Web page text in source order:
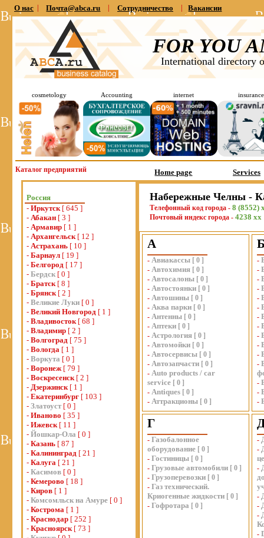
О нас Почта@abca.ru Сотрудничество Вакансии
FOR YOU
International directory
cosmetology Accounting internet insurance
Каталог предприятий Home page Services
Россия
- Иркутск[ 645 ]
- Абакан [ 3 ]
- Армавир [ 1 ]
- Архангельск[ 12 ]
- Астрахань [ 10 ]
- Барнаул [ 19 ]
- Белгород [ 17 ]
- Бердск [ 0 ]
- Братск[ 8 ]
- Брянск[ 2 ]
- Великие Луки [ 0 ]
- Великий Новгород [ 1 ]
- Владивосток[ 68 ]
- Владимир [ 2 ]
- Волгоград [ 75 ]
- Вологда [ 1 ]
- Воркута [ 0 ]
- Воронеж[ 79 ]
- Воскресенск[ 2 ]
- Дзержинск[ 1 ]
- Екатеринбург [ 103 ]
- Златоуст [ 0 ]
- Иваново [ 35 ]
- Ижевск[ 11 ]
- Йошкар-Ола [ 0 ]
- Казань [ 87 ]
- Калининград [ 21 ]
- Калуга [ 21 ]
- Касимов [ 0 ]
- Кемерово [ 18 ]
- Киров [ 1 ]
- Комсомльск на Амуре [ 0 ]
- Кострома [ 1 ]
- Краснодар [ 252 ]
- Красноярск[ 73 ]
Набережные Челны -
Телефонный код города - 8 (8552)
Почтовый индекс города - 4238 хх
А
- Авиакассы [ 0 ]
- Автохимия [ 0 ]
- Автосалоны [ 0 ]
- Автостоянки [ 0 ]
- Автошины [ 0 ]
- Аква парки [ 0 ]
- Антенны [ 0 ]
- Аптеки [ 0 ]
- Астрология [ 0 ]
- Автомойки [ 0 ]
- Автосервисы [ 0 ]
- Автозапчасти [ 0 ]
- Auto products / car
service [ 0 ]
- Antiques [ 0 ]
- Аттракционы [ 0 ]
-
-
-
-
-
-
-
-
-
-
-
-
-
-
-
Г
- Газобалонное
оборудование [ 0 ]
- Гостиницы [ 0 ]
- Грузовые автомобили [ 0 ]
- Грузоперевозки [ 0 ]
- Газ технический.
Криогенные жидкости [ 0 ]
- Гофротара [ 0 ]
-
-
-
-
-
-
-